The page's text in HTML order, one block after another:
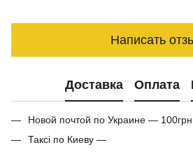
Написать
Доставка Оплата
Новой почтой по Украине — 100грн.
Таксі по Киеву —